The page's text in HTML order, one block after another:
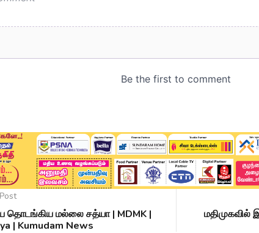
தொடங்கிய மல்லை சத்யா | MDMK |
| Kumudam News
மதிமுகவில்